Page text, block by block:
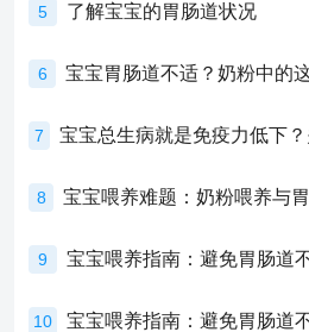
5 了解宝宝的胃肠道状况
6
7
8
9 宝宝喂养指南：避免胃肠道
10 宝宝喂养指南：避免胃肠道